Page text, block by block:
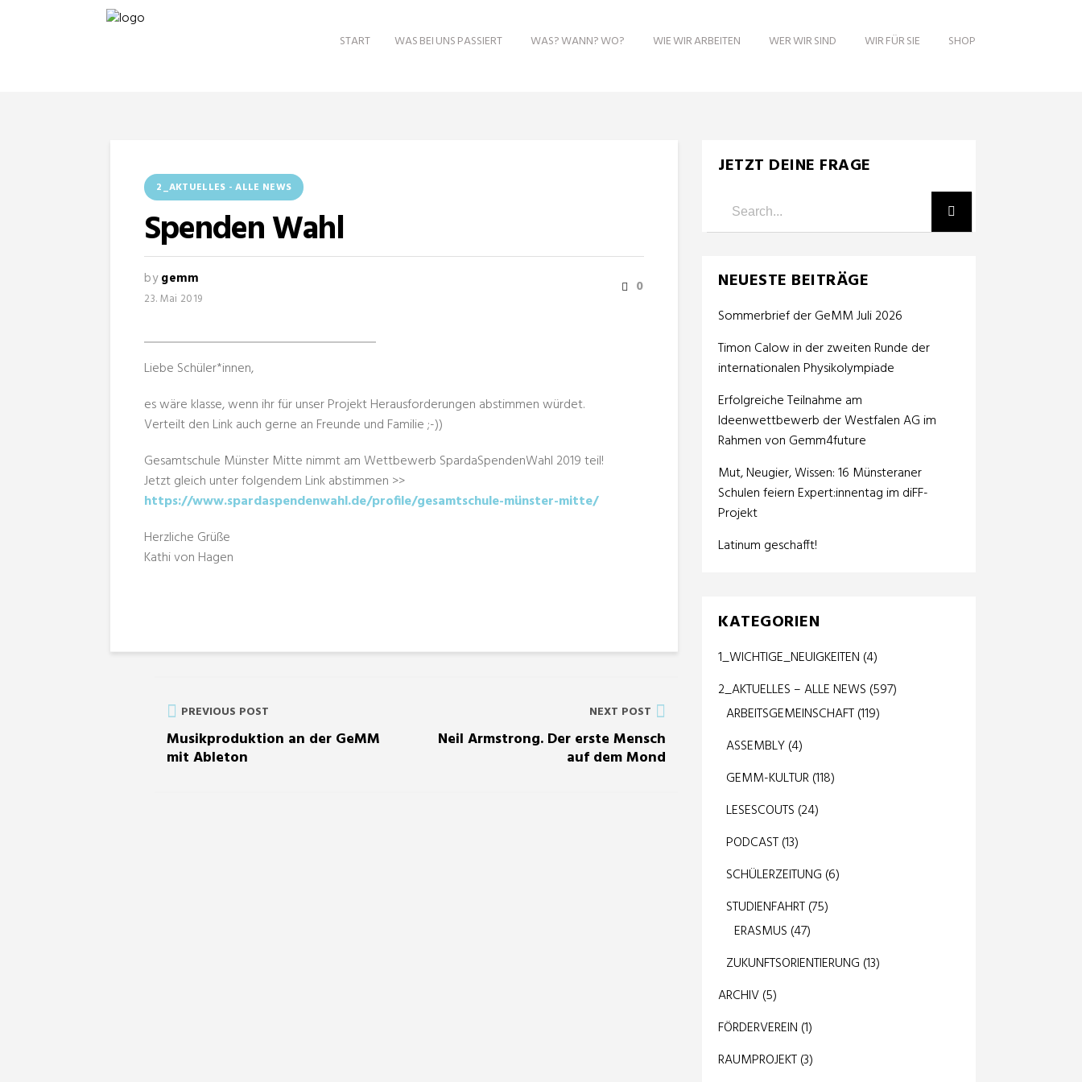
START WAS BEI UNS PASSIERT WAS? WANN? WO? WIE WIR ARBEITEN WER WIR SIND WIR FÜR SIE SHOP
2_AKTUELLES - ALLE NEWS
Spenden Wahl
bygemm
23. Mai 2019
0
Liebe Schüler*innen,
es wäre klasse, wenn ihr für unser Projekt Herausforderungen abstimmen würdet.
Verteilt den Link auch gerne an Freunde und Familie ;-))
Gesamtschule Münster Mitte nimmt am Wettbewerb SpardaSpendenWahl 2019 teil!
Jetzt gleich unter folgendem Link abstimmen >>
https://www.spardaspendenwahl.de/profile/gesamtschule-münster-mitte/
Herzliche Grüße
Kathi von Hagen
PREVIOUS POST
Musikproduktion an der GeMM
mit Ableton
NEXT POST
Neil Armstrong. Der erste Mensch
auf dem Mond
JETZT DEINE FRAGE
NEUESTE BEITRÄGE
Sommerbrief der GeMM Juli 2026
Timon Calow in der zweiten Runde der
internationalen Physikolympiade
Erfolgreiche Teilnahme am
Ideenwettbewerb der Westfalen AG im
Rahmen von Gemm4future
Mut, Neugier, Wissen: 16 Münsteraner
Schulen feiern Expert:innentag im diFF-
Projekt
Latinum geschafft!
KATEGORIEN
1_WICHTIGE_NEUIGKEITEN (4)
2_AKTUELLES – ALLE NEWS (597)
ARBEITSGEMEINSCHAFT(119)
ASSEMBLY(4)
GEMM-KULTUR(118)
LESESCOUTS (24)
PODCAST(13)
SCHÜLERZEITUNG (6)
STUDIENFAHRT(75)
ERASMUS (47)
ZUKUNFTSORIENTIERUNG (13)
ARCHIV(5)
FÖRDERVEREIN (1)
RAUMPROJEKT(3)